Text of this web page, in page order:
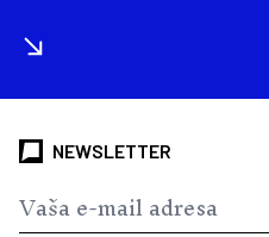
NEWSLETTER